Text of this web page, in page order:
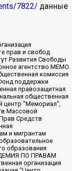
7822/ данные
Леонидовна, Семенов Алексей Владимирович, Шаинян Карен Багратович, Шульман Екатерина Михайловна, Асафьев Артур Валерьевич, Вахштайн Виктор Семенович, Венедиктов Алексей Алексеевич, Лушникова Екатерина Евгеньевна, Волков Леонид Михайлович, Невзоров Александр Глебович, Пархоменко Сергей Борисович, Сироткин Ярослав Николаевич, Кара-Мурза Владимир Владимирович, Баранова Наталья Владимировна, Гозман Леонид Яковлевич, Кагарлицкий Борис Юльевич, Климарев Михаил Валерьевич, Милов Владимир Станиславович, Автономная некоммерческая организация Краснодарский центр современного искусства "Типография", Моргенштерн Алишер Тагирович, Соболь Любовь Эдуардовна, Общество с ограниченной ответственностью "ЛИЗА НОРМ", Каспаров Гарри Кимович, Ходорковский Михаил Борисович, Общество с ограниченной ответственностью "Апрельские тезисы", Данилович Ирина Брониславовна, Кашин Олег Владимирович, Петров Николай Владимирович, Пивоваров Алексей Владимирович, Соколов Михаил Владимирович, Цветкова Юлия Владимировна, Чичваркин Евгений Александрович, Комитет против пыток/Команда против пыток, Общество с ограниченной ответственностью "Первый научный", Общество с ограниченной ответственностью "Вертолет и ко", Белоцерковская Вероника Борисовна, Кац Максим Евгеньевич, Лазарева Татьяна Юрьевна, Шаведдинов Руслан Табризович, Яшин Илья Валерьевич, Общество с ограниченной ответственностью "Иноагент ААВ", Алешковский Дмитрий Петрович, Альбац Евгения Марковна, Быков Дмитрий Львович, Галямина Юлия Евгеньевна, Лойко Сергей Леонидович, Мартынов Кирилл Константинович, Медведев Сергей Александрович, Крашенинников Федор Геннадиевич, Гордеева Катерина Вл